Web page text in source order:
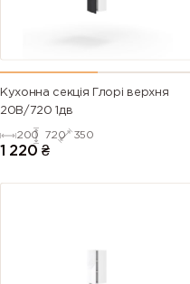
Кухонна секція Глорі верхня
20В/720 1дв
200 720 350
1 220 ₴